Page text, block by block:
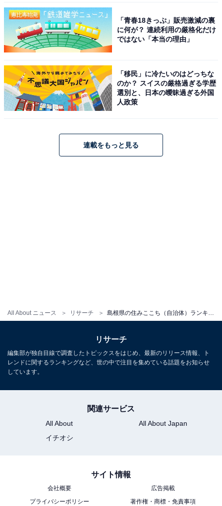
All About ニュース リサーチ
【おすすめ記事】
・
島根県の「街の幸福度」ランキング！ 2位「出雲市」、1
位は？
・
島根県民が選ぶ「住み続けたい街」ランキング！ 3位
「出雲市」、2位「雲南市」、1位は？
香川県の住みここち（自治体）ランキング！ 2位「高松
「青春18きっぷ」販売激減の裏
に何が？ 連続利用の厳格化だけ
ではない「本当の理由」
「移民」に冷たいのはどっちな
のか？ スイスの厳格過ぎる学歴
選別と、日本の曖昧過ぎる外国
人政策
連載をもっと見る
リサーチ
編集部が独自目線で調査したトピックスをはじめ、最新のリリース情報、ト
レンドに関するランキングなど、世の中で注目を集めている話題をお知らせ
しています。
関連サービス
All About
All About Japan
イチオシ
サイト情報
会社概要
広告掲載
プライバシーポリシー
著作権・商標・免責事項